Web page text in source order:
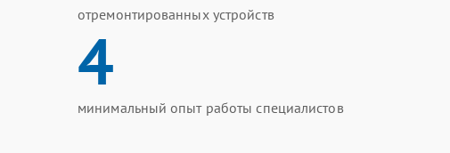
отремонтированных устройств
4
минимальный опыт работы специалистов